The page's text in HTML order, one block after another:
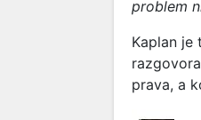
problem
Kaplan je
prava, a